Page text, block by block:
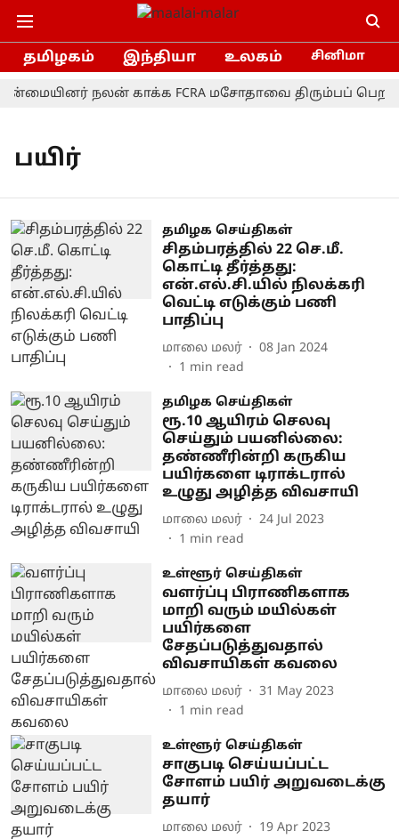
தமிழகம் இந்தியா உலகம் சினிமா
நலன் காக்க FCRA மசோதாவை திரும்பப் பெற
பயிர்
தமிழக செய்திகள்
சிதம்பரத்தில் 22 செ.மீ.
கொட்டி தீர்த்தது:
என்.எல்.சி.யில் நிலக்கரி
வெட்டி எடுக்கும் பணி
பாதிப்பு
மாலை மலர்
08 Jan 2024
1 min read
தமிழக செய்திகள்
ரூ.10 ஆயிரம் செலவு
செய்தும் பயனில்லை:
தண்ணீரின்றி கருகிய
பயிர்களை டிராக்டரால்
உழுது அழித்த விவசாயி
மாலை மலர்
24 Jul 2023
1 min read
உள்ளூர் செய்திகள்
வளர்ப்பு பிராணிகளாக
மாறி வரும் மயில்கள்
பயிர்களை
சேதப்படுத்துவதால்
விவசாயிகள் கவலை
மாலை மலர்
31 May 2023
1 min read
உள்ளூர் செய்திகள்
சாகுபடி செய்யப்பட்ட
சோளம் பயிர் அறுவடைக்கு
தயார்
மாலை மலர்
19 Apr 2023